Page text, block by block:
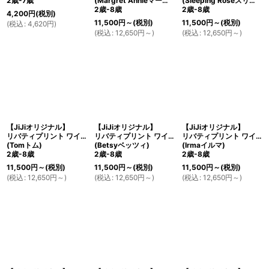
4,200円(税別)
(税込 : 4,620円)
2歳-8歳
11,500円 ～ (税別)
(税込 : 12,650円 ～)
2歳-8歳
11,500円 ～ (税別)
(税込 : 12,650円 ～)
【JiJiオリジナル】
リバティプリント ワイドカラー長袖ワンピース
(Tomトム)
2歳-8歳
11,500円 ～ (税別)
(税込 : 12,650円 ～)
【JiJiオリジナル】
リバティプリント ワイドカラー長袖ワンピース
(Betsyベッツィ)
2歳-8歳
11,500円 ～ (税別)
(税込 : 12,650円 ～)
【JiJiオリジナル】
リバティプリント ワイドカラー長袖ワンピース
(Irmaイルマ)
2歳-8歳
11,500円 ～ (税別)
(税込 : 12,650円 ～)